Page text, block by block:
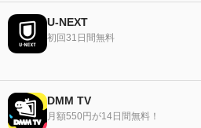
U-NEXT
初回31日間無料
DMM TV
月額550円が14日間無料！